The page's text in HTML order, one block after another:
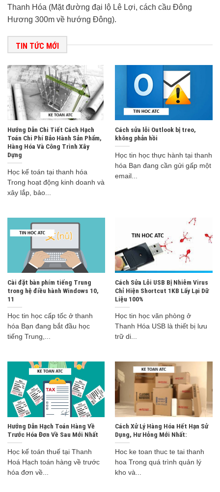
Thanh Hóa (Mặt đường đại lộ Lê Lợi, cách cầu Đông
Hương 300m về hướng Đông).
TIN TỨC MỚI
Hướng Dẫn Chi Tiết Cách Hạch
Toán Chi Phí Bảo Hành Sản Phẩm,
Hàng Hóa Và Công Trình Xây
Dựng
Học kế toán tại thanh hóa
Trong hoạt động kinh doanh và
xây lắp, bảo...
Cách sửa lỗi Outlook bị treo,
không phản hồi
Học tin học thực hành tại thanh
hóa Bạn đang cần gửi gấp một
email...
Cài đặt bàn phím tiếng Trung
trong hệ điều hành Windows 10,
11
Học tin học cấp tốc ở thanh
hóa Bạn đang bắt đầu học
tiếng Trung,...
Cách Sửa Lỗi USB Bị Nhiễm Virus
Chỉ Hiện Shortcut 1KB Lấy Lại Dữ
Liệu 100%
Học tin học văn phòng ở
Thanh Hóa USB là thiết bị lưu
trữ di...
Hướng Dẫn Hạch Toán Hàng Về
Trước Hóa Đơn Về Sau Mới Nhất
Học kế toán thuế tại Thanh
Hoá Hạch toán hàng về trước
hóa đơn về...
Cách Xử Lý Hàng Hóa Hết Hạn Sử
Dụng, Hư Hỏng Mới Nhất:
Hoc ke toan thuc te tai thanh
hoa Trong quá trình quản lý
kho và...